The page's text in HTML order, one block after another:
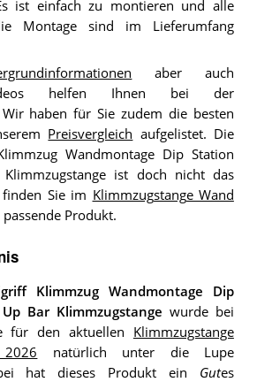
ist einfach zu montieren und alle
Montage sind im Lieferumfang
aber auch
helfen Ihnen bei der
Wir haben für Sie zudem die besten
Preisvergleich aufgelistet. Die
Wandmontage Dip Station
ist doch nicht das
finden Sie im Klimmzugstange Wand
passende Produkt.
Klimmzug Wandmontage Dip
Bar Klimmzugstange wurde bei
für den aktuellen Klimmzugstange
natürlich unter die Lupe
hat dieses Produkt ein Gutes